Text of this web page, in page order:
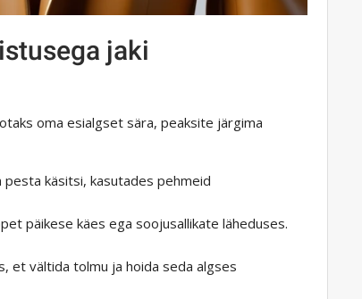
jaki
oma esialgset sära, peaksite järgima
käsitsi, kasutades pehmeid
päikese käes ega soojusallikate läheduses.
et vältida tolmu ja hoida seda algses